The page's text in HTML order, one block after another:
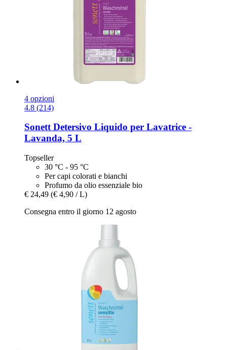
4 opzioni
4.8 (214)
SonettDetersivo Liquido per Lavatrice -​
Lavanda, 5 L
Topseller
30 °C - 95 °C
Per capi colorati e bianchi
Profumo da olio essenziale bio
€ 24,49 (€ 4,90 / L)
Consegna entro il giorno 12 agosto